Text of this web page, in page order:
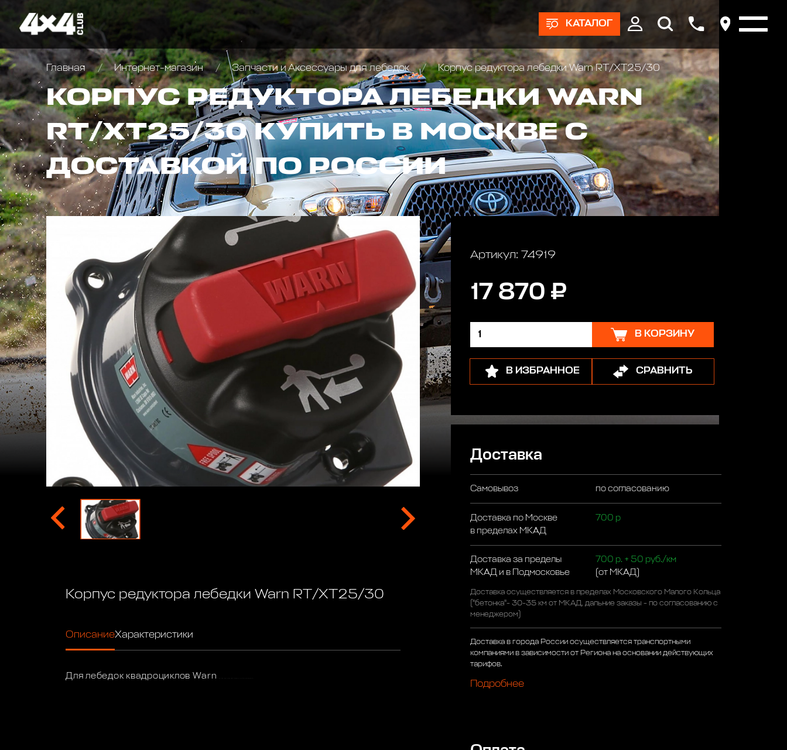
КАТАЛОГ
Главная Интернет-магазин Запчасти и Аксессуары для лебедок Корпус редуктора лебедки Warn RT/XT25/30
КОРПУС РЕДУКТОРА ЛЕБЕДКИ WARN
RT/XT25/30 КУПИТЬ В МОСКВЕ С
ДОСТАВКОЙ ПО РОССИИ
Корпус редуктора лебедки Warn RT/XT25/30
ОписаниеХарактеристики
Для лебедок квадроциклов Warn
Артикул: 74919
17 870 ₽
В КОРЗИНУ
В ИЗБРАННОЕ СРАВНИТЬ
Доставка
Самовывоз по согласованию
Доставка по Москве
в пределах МКАД
700 р
Доставка за пределы
МКАД и в Подмосковье
700 р. + 50 руб./км
(от МКАД)
Доставка осуществляется в пределах Московского Малого Кольца
("бетонка"- 30-35 км от МКАД, дальние заказы - по согласованию с
менеджером)
Доставка в города России осуществляется транспортными
компаниями в зависимости от Региона на основании действующих
тарифов.
Подробнее